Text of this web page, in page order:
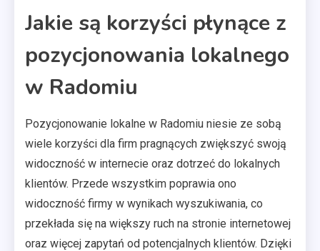
Jakie są korzyści płynące z
pozycjonowania lokalnego
w Radomiu
Pozycjonowanie lokalne w Radomiu niesie ze sobą
wiele korzyści dla firm pragnących zwiększyć swoją
widoczność w internecie oraz dotrzeć do lokalnych
klientów. Przede wszystkim poprawia ono
widoczność firmy w wynikach wyszukiwania, co
przekłada się na większy ruch na stronie internetowej
oraz więcej zapytań od potencjalnych klientów. Dzięki